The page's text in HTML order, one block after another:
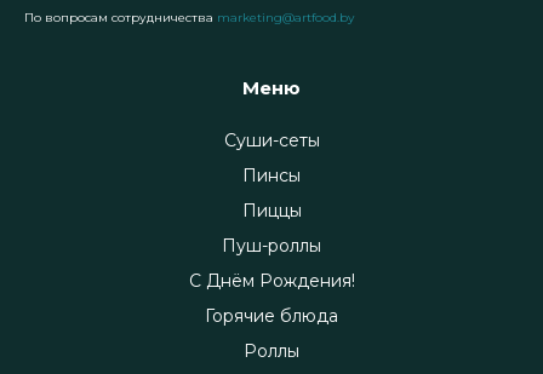
По вопросам сотрудничества marketing@artfood.by
Меню
Суши-сеты
Пинсы
Пиццы
Пуш-роллы
С Днём Рождения!
Горячие блюда
Роллы